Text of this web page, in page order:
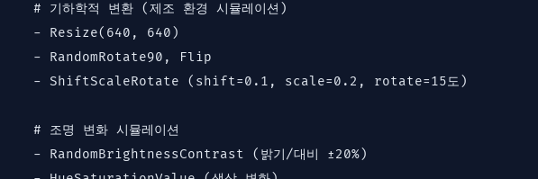
    # 기하학적 변환 (제조 환경 시뮬레이션)
    - Resize(640, 640)
    - RandomRotate90, Flip
    - ShiftScaleRotate (shift=0.1, scale=0.2, rotate=15도)
    # 조명 변화 시뮬레이션
    - RandomBrightnessContrast (밝기/대비 ±20%)